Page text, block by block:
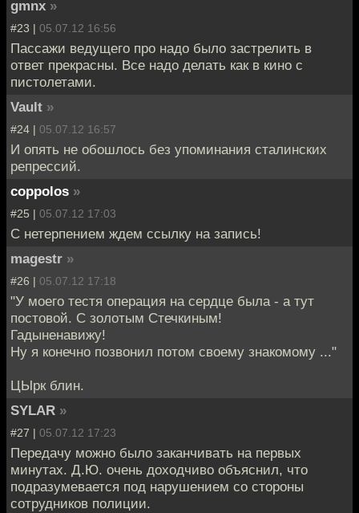
gmnx »
#23 | 05.07.12 16:56
Пассажи ведущего про надо было застрелить в
ответ прекрасны. Все надо делать как в кино с
пистолетами.
Vault »
#24 | 05.07.12 16:57
И опять не обошлось без упоминания сталинских
репрессий.
coppolos »
#25 | 05.07.12 17:03
С нетерпением ждем ссылку на запись!
magestr »
#26 | 05.07.12 17:18
"У моего тестя операция на сердце была - а тут
постовой. С золотым Стечкиным!
Гадыненавижу!
Ну я конечно позвонил потом своему знакомому ..."
ЦЫрк блин.
SYLAR »
#27 | 05.07.12 17:23
Передачу можно было заканчивать на первых
минутах. Д.Ю. очень доходчиво объяснил, что
подразумевается под нарушением со стороны
сотрудников полиции.